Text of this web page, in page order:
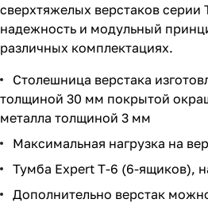
сверхтяжелых верстаков серии
надежность и модульный
различных комплектациях.
Столешница верстака
толщиной 30 мм покрытой
металла толщиной 3 мм
Максимальная нагрузка на
Тумба Expert T-6 (6-ящиков),
Дополнительно верстак